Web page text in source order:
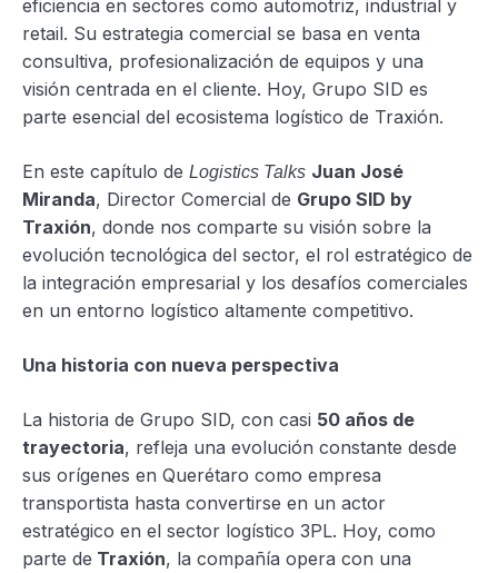
eficiencia en sectores como automotriz, industrial y
retail. Su estrategia comercial se basa en venta
consultiva, profesionalización de equipos y una
visión centrada en el cliente. Hoy, Grupo SID es
parte esencial del ecosistema logístico de Traxión.
En este capítulo de Logistics Talks Juan José
Miranda, Director Comercial de Grupo SID by
Traxión, donde nos comparte su visión sobre la
evolución tecnológica del sector, el rol estratégico de
la integración empresarial y los desafíos comerciales
en un entorno logístico altamente competitivo.
Una historia con nueva perspectiva
La historia de Grupo SID, con casi 50 años de
trayectoria, refleja una evolución constante desde
sus orígenes en Querétaro como empresa
transportista hasta convertirse en un actor
estratégico en el sector logístico 3PL. Hoy, como
parte de Traxión, la compañía opera con una